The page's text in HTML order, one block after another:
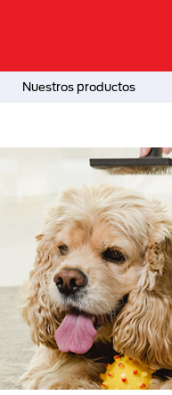
Nuestros productos